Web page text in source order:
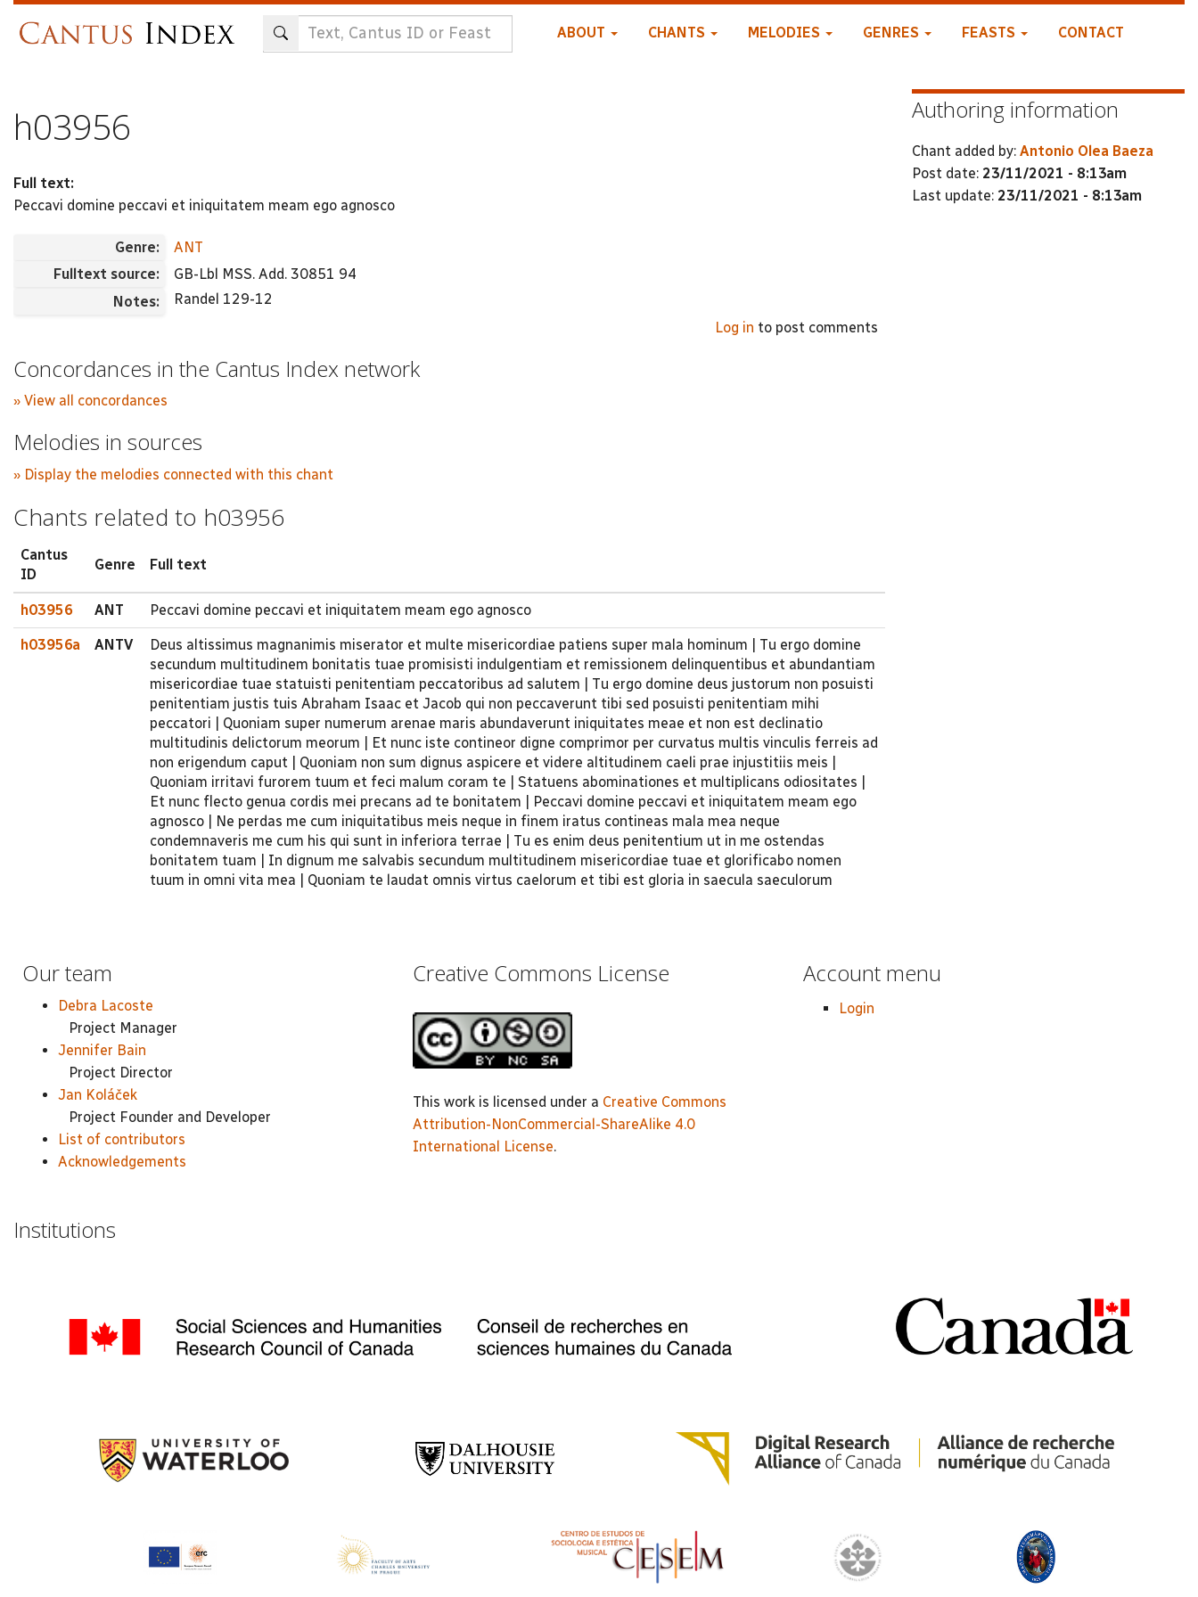
ABOUT CHANTS MELODIES GENRES FEASTS CONTACT
h03956
Full text:
Peccavi domine peccavi et iniquitatem meam ego agnosco
Genre:
ANT
Fulltext source:
GB-Lbl MSS. Add. 30851 94
Notes:
Randel 129-12
Log in to post comments
Concordances in the Cantus Index network
» View all concordances
Melodies in sources
» Display the melodies connected with this chant
Chants related to h03956
Cantus
ID
Genre Full text
h03956 ANT Peccavi domine peccavi et iniquitatem meam ego agnosco
h03956a ANTV
Deus altissimus magnanimis miserator et multe misericordiae patiens super mala hominum | Tu ergo domine
secundum multitudinem bonitatis tuae promisisti indulgentiam et remissionem delinquentibus et abundantiam
misericordiae tuae statuisti penitentiam peccatoribus ad salutem | Tu ergo domine deus justorum non posuisti
penitentiam justis tuis Abraham Isaac et Jacob qui non peccaverunt tibi sed posuisti penitentiam mihi
peccatori | Quoniam super numerum arenae maris abundaverunt iniquitates meae et non est declinatio
multitudinis delictorum meorum | Et nunc iste contineor digne comprimor per curvatus multis vinculis ferreis ad
non erigendum caput | Quoniam non sum dignus aspicere et videre altitudinem caeli prae injustitiis meis |
Quoniam irritavi furorem tuum et feci malum coram te | Statuens abominationes et multiplicans odiositates |
Et nunc flecto genua cordis mei precans ad te bonitatem | Peccavi domine peccavi et iniquitatem meam ego
agnosco | Ne perdas me cum iniquitatibus meis neque in finem iratus contineas mala mea neque
condemnaveris me cum his qui sunt in inferiora terrae | Tu es enim deus penitentium ut in me ostendas
bonitatem tuam | In dignum me salvabis secundum multitudinem misericordiae tuae et glorificabo nomen
tuum in omni vita mea | Quoniam te laudat omnis virtus caelorum et tibi est gloria in saecula saeculorum
Authoring information
Chant added by: Antonio Olea Baeza
Post date: 23/11/2021 - 8:13am
Last update: 23/11/2021 - 8:13am
Our team
Debra Lacoste
Project Manager
Jennifer Bain
Project Director
Jan Koláček
Project Founder and Developer
List of contributors
Acknowledgements
Creative Commons License
This work is licensed under a Creative Commons
Attribution-NonCommercial-ShareAlike 4.0
International License.
Account menu
Login
Institutions